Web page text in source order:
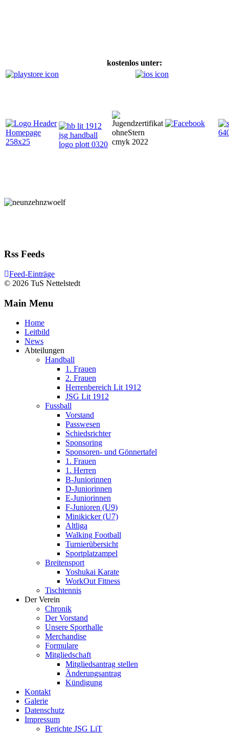
kostenlos unter:
Rss Feeds
Feed-Einträge
© 2026 TuS Nettelstedt
Main Menu
Home
Leitbild
News
Abteilungen
Handball
1. Frauen
2. Frauen
Herrenbereich Lit 1912
JSG Lit 1912
Fussball
Vorstand
Passwesen
Schiedsrichter
Sponsoring
Sponsoren- und Gönnertafel
1. Frauen
1. Herren
B-Juniorinnen
D-Juniorinnen
E-Juniorinnen
F-Junioren (U9)
Minikicker (U7)
Altliga
Walking Football
Turnierübersicht
Sportplatzampel
Breitensport
Yoshukai Karate
WorkOut Fitness
Tischtennis
Der Verein
Chronik
Der Vorstand
Unsere Sporthalle
Merchandise
Formulare
Mitgliedschaft
Mitgliedsantrag stellen
Änderungsantrag
Kündigung
Kontakt
Galerie
Datenschutz
Impressum
Berichte JSG LiT